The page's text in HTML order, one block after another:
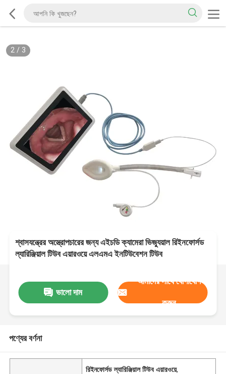
2/ 3
শ্বাসযন্ত্রের অস্ত্রোপচারের জন্য এইচডি ক্যামেরা ভিজ্যুয়াল রিইনফোর্সড
ল্যারিঞ্জিয়াল টিউব এয়ারওয়ে এলএমএ ইনটিউবেশন টিউব
ভালো দাম
আমাদের সাথে যোগাযোগ
করুন
পণ্যের বর্ণনা
রিইনফোর্সড ল্যারিঞ্জিয়াল টিউব এয়ারওয়ে,